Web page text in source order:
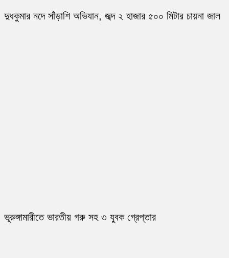
দুধকুমার নদে সাঁড়াশি অভিযান, জব্দ ২ হাজার ৫০০ মিটার চায়না জাল
ভূরুঙ্গামারীতে ভারতীয় গরু সহ ৩ যুবক গ্রেপ্তার